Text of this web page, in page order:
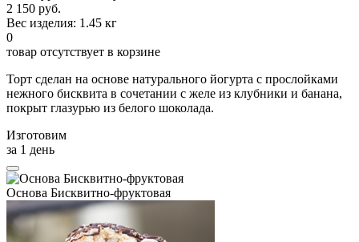
2 150 руб.
Вес изделия: 1.45 кг
0
товар отсутствует в корзине
Торт сделан на основе натурального йогурта с прослойками
нежного бисквита в сочетании с желе из клубники и банана,
покрыт глазурью из белого шоколада.
Изготовим
за 1 день
Основа Бисквитно-фруктовая